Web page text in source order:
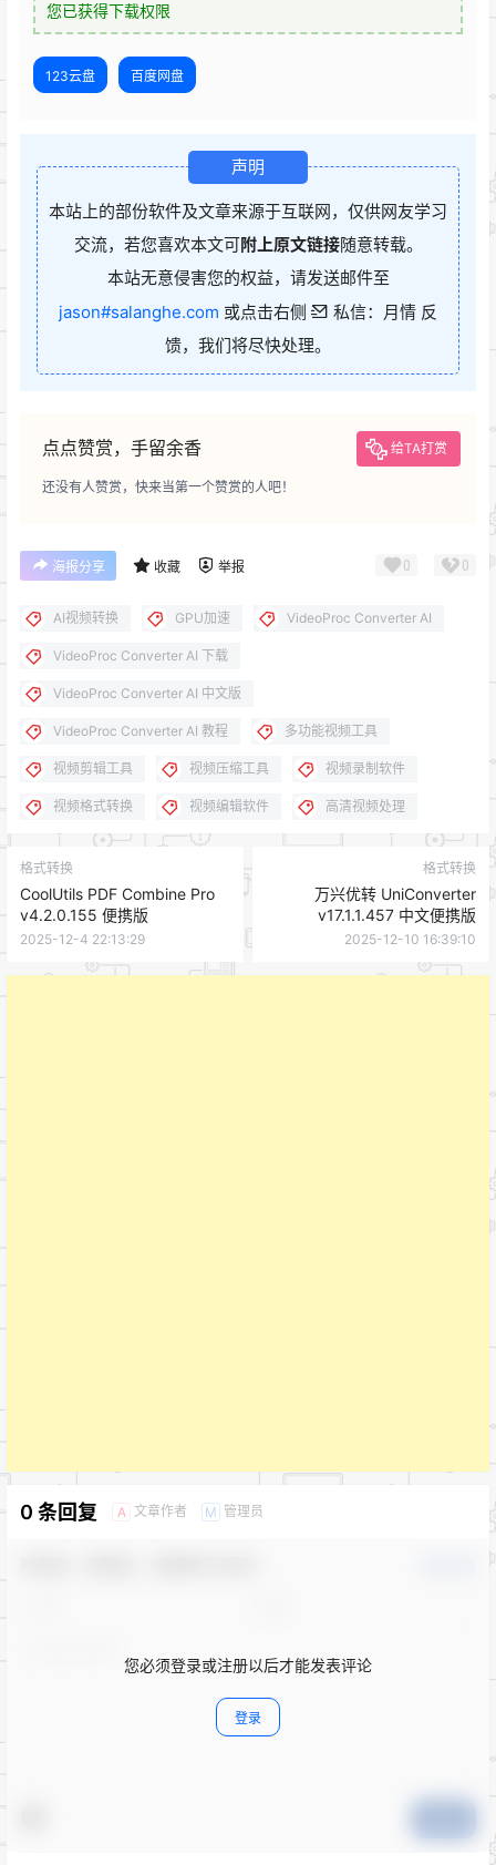
您已获得下载权限
123云盘 百度网盘
声明
本站上的部份软件及文章来源于互联网，仅供网友学习
交流，若您喜欢本文可附上原文链接随意转载。
本站无意侵害您的权益，请发送邮件至
jason#salanghe.com 或点击右侧
私信：月情 反
馈，我们将尽快处理。
点点赞赏，手留余香 给TA打赏
还没有人赞赏，快来当第一个赞赏的人吧！
海报分享 收藏 举报 0 0
AI视频转换 GPU加速 VideoProc Converter AI
VideoProc Converter AI 下载
VideoProc Converter AI 中文版
VideoProc Converter AI 教程 多功能视频工具
视频剪辑工具 视频压缩工具 视频录制软件
视频格式转换 视频编辑软件 高清视频处理
格式转换
CoolUtils PDF Combine Pro
v4.2.0.155 便携版
2025-12-4 22:13:29
格式转换
万兴优转 UniConverter
v17.1.1.457 中文便携版
2025-12-10 16:39:10
0 条回复 A 文章作者 M 管理员
您必须登录或注册以后才能发表评论
登录